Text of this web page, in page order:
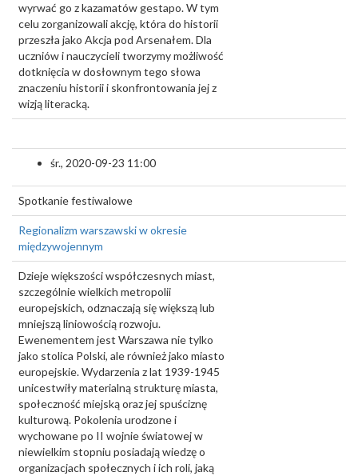
wyrwać go z kazamatów gestapo. W tym
celu zorganizowali akcję, która do historii
przeszła jako Akcja pod Arsenałem. Dla
uczniów i nauczycieli tworzymy możliwość
dotknięcia w dosłownym tego słowa
znaczeniu historii i skonfrontowania jej z
wizją literacką.
śr., 2020-09-23 11:00
Spotkanie festiwalowe
Regionalizm warszawski w okresie
międzywojennym
Dzieje większości współczesnych miast,
szczególnie wielkich metropolii
europejskich, odznaczają się większą lub
mniejszą liniowością rozwoju.
Ewenementem jest Warszawa nie tylko
jako stolica Polski, ale również jako miasto
europejskie. Wydarzenia z lat 1939-1945
unicestwiły materialną strukturę miasta,
społeczność miejską oraz jej spuściznę
kulturową. Pokolenia urodzone i
wychowane po II wojnie światowej w
niewielkim stopniu posiadają wiedzę o
organizacjach społecznych i ich roli, jaką